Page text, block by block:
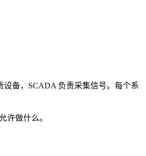
备，SCADA 负责采集信号。每个系
许做什么。